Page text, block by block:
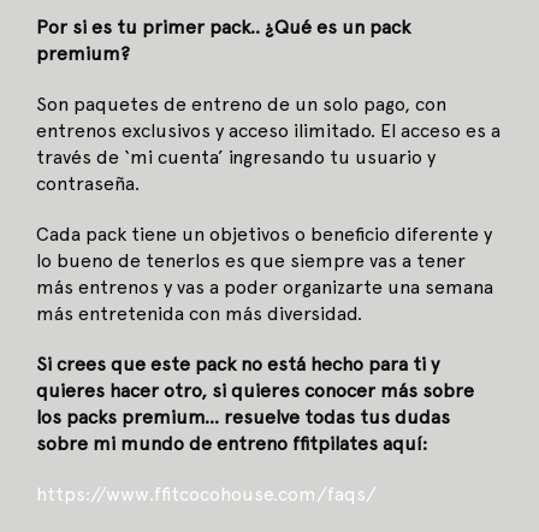
Por si es tu primer pack.. ¿Qué es un pack
premium?
Son paquetes de entreno de un solo pago, con
entrenos exclusivos y acceso ilimitado. El acceso es a
través de ‘mi cuenta’ ingresando tu usuario y
contraseña.
Cada pack tiene un objetivos o beneficio diferente y
lo bueno de tenerlos es que siempre vas a tener
más entrenos y vas a poder organizarte una semana
más entretenida con más diversidad.
Si crees que este pack no está hecho para ti y
quieres hacer otro, si quieres conocer más sobre
los packs premium… resuelve todas tus dudas
sobre mi mundo de entreno ffitpilates aquí:
https://www.ffitcocohouse.com/faqs/